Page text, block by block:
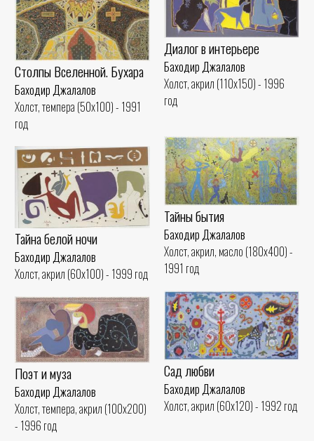
Диалог в интерьере
Баходир Джалалов
Холст, акрил (110x150) - 1996
год
Столпы Вселенной. Бухара
Баходир Джалалов
Холст, темпера (50x100) - 1991
год
Тайны бытия
Баходир Джалалов
Холст, акрил, масло (180x400) -
1991 год
Тайна белой ночи
Баходир Джалалов
Холст, акрил (60x100) - 1999 год
Сад любви
Баходир Джалалов
Холст, акрил (60x120) - 1992 год
Поэт и муза
Баходир Джалалов
Холст, темпера, акрил (100x200)
- 1996 год